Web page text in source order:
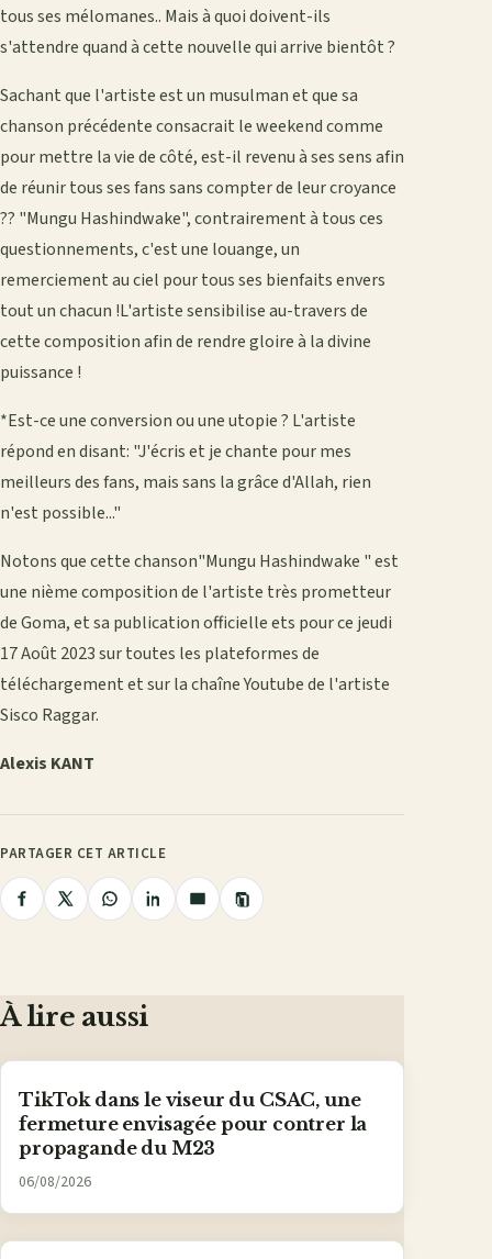
tous ses mélomanes.. Mais à quoi doivent-ils
s'attendre quand à cette nouvelle qui arrive bientôt ?
Sachant que l'artiste est un musulman et que sa
chanson précédente consacrait le weekend comme
pour mettre la vie de côté, est-il revenu à ses sens afin
de réunir tous ses fans sans compter de leur croyance
?? "Mungu Hashindwake", contrairement à tous ces
questionnements, c'est une louange, un
remerciement au ciel pour tous ses bienfaits envers
tout un chacun !L'artiste sensibilise au-travers de
cette composition afin de rendre gloire à la divine
puissance !
*Est-ce une conversion ou une utopie ? L'artiste
répond en disant: "J'écris et je chante pour mes
meilleurs des fans, mais sans la grâce d'Allah, rien
n'est possible..."
Notons que cette chanson"Mungu Hashindwake " est
une nième composition de l'artiste très prometteur
de Goma, et sa publication officielle ets pour ce jeudi
17 Août 2023 sur toutes les plateformes de
téléchargement et sur la chaîne Youtube de l'artiste
Sisco Raggar.
Alexis KANT
PARTAGER CET ARTICLE
PartagerPartagerPartagerPartagerPartager
Copier
le
À lire aussi
TikTok dans le viseur du CSAC, une
fermeture envisagée pour contrer la
propagande du M23
06/08/2026